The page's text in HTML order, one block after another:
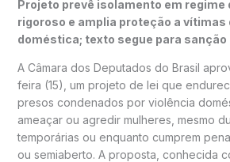
Projeto prevê isolamento em regime
rigoroso e amplia proteção a vítimas
doméstica; texto segue para
A Câmara dos Deputados do Brasil
feira (15), um projeto de lei que
presos condenados por violência
ameaçar ou agredir mulheres, mesmo
temporárias ou enquanto cumprem
ou semiaberto. A proposta, conhecida